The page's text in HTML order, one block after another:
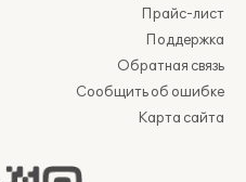
Прайс-лист
Поддержка
Обратная связь
Сообщить об ошибке
Карта сайта